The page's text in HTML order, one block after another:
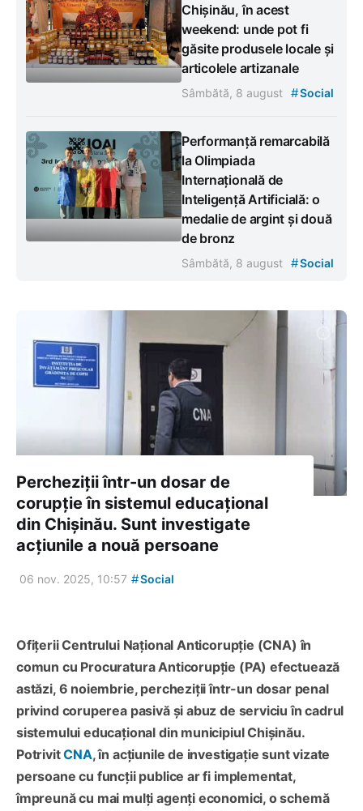
Chișinău, în acest
weekend: unde pot fi
găsite produsele locale și
articolele artizanale
Sâmbătă, 8 august #Social
Performanță remarcabilă
la Olimpiada
Internațională de
Inteligență Artificială: o
medalie de argint și două
de bronz
Sâmbătă, 8 august #Social
Percheziții într-un dosar de
corupție în sistemul educațional
din Chișinău. Sunt investigate
acțiunile a nouă persoane
06 nov. 2025, 10:57 #Social
Ofițerii Centrului Național Anticorupție (CNA) în
comun cu Procuratura Anticorupție (PA) efectuează
astăzi, 6 noiembrie, percheziții într-un dosar penal
privind coruperea pasivă și abuz de serviciu în cadrul
sistemului educațional din municipiul Chișinău.
PotrivitCNA, în acțiunile de investigație sunt vizate
persoane cu funcții publice ar fi implementat,
împreună cu mai mulți agenți economici, o schemă